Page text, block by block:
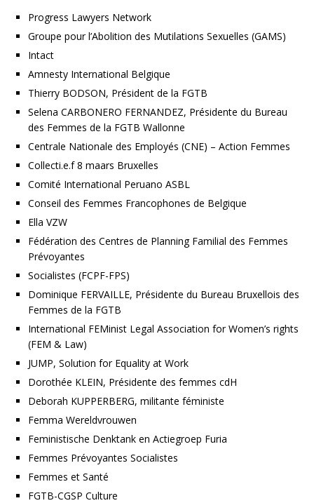
Progress Lawyers Network
Groupe pour l’Abolition des Mutilations Sexuelles (GAMS)
Intact
Amnesty International Belgique
Thierry BODSON, Président de la FGTB
Selena CARBONERO FERNANDEZ, Présidente du Bureau
des Femmes de la FGTB Wallonne
Centrale Nationale des Employés (CNE) – Action Femmes
Collecti.e.f 8 maars Bruxelles
Comité International Peruano ASBL
Conseil des Femmes Francophones de Belgique
Ella VZW
Fédération des Centres de Planning Familial des Femmes
Prévoyantes
Socialistes (FCPF-FPS)
Dominique FERVAILLE, Présidente du Bureau Bruxellois des
Femmes de la FGTB
International FEMinist Legal Association for Women’s rights
(FEM & Law)
JUMP, Solution for Equality at Work
Dorothée KLEIN, Présidente des femmes cdH
Deborah KUPPERBERG, militante féministe
Femma Wereldvrouwen
Feministische Denktank en Actiegroep Furia
Femmes Prévoyantes Socialistes
Femmes et Santé
FGTB-CGSP Culture